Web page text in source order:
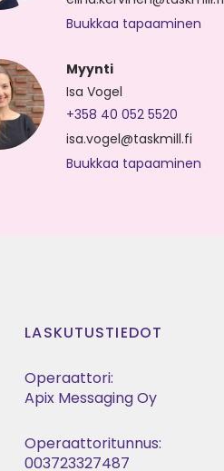
Buukkaa tapaaminen
Myynti
Isa Vogel
+358 40 052 5520
isa.vogel@taskmill.fi
Buukkaa tapaaminen
LASKUTUSTIEDOT
Operaattori:
Apix Messaging Oy
Operaattoritunnus:
003723327487